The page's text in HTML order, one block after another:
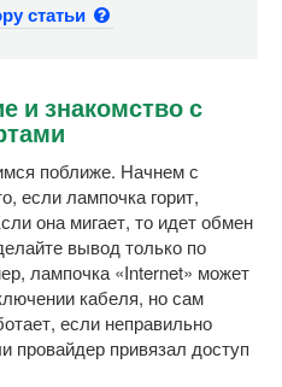
статьи
и знакомство с
поближе. Начнем с
если лампочка горит,
она мигает, то идет обмен
вывод только по
лампочка «Internet» может
кабеля, но сам
если неправильно
провайдер привязал доступ